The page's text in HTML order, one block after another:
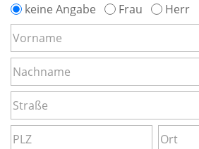
keine Angabe
Frau Herr